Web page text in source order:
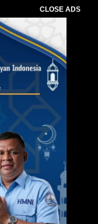
CLOSE ADS